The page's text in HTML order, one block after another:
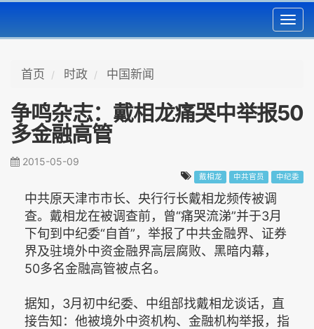
首页 时政 中国新闻
争鸣杂志：戴相龙痛哭中举报50
多金融高管
2015-05-09
戴相龙 中共官员 中纪委
中共原天津市市长、央行行长戴相龙频传被调
查。戴相龙在被调查前，曾“痛哭流涕”并于3月
下旬到中纪委“自首”，举报了中共金融界、证券
界及驻境外中资金融界高层腐败、黑暗内幕，
50多名金融高管被点名。
据知，3月初中纪委、中组部找戴相龙谈话，直
接告知：他被境外中资机构、金融机构举报，指